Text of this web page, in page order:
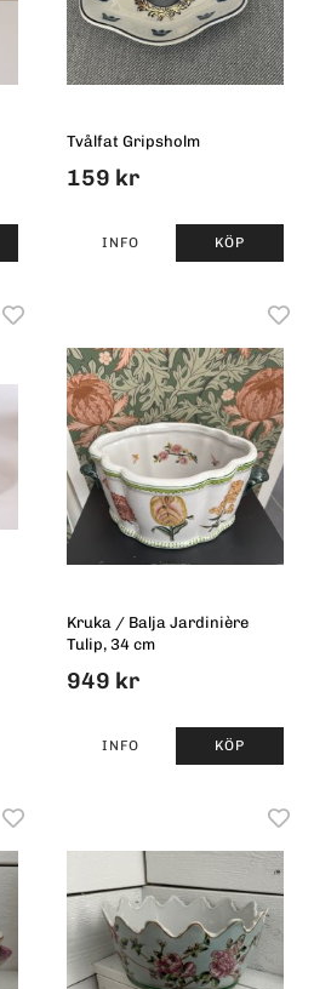
Tvålfat Gripsholm
159 kr
INFO KÖP
Kruka / Balja Jardinière
Tulip, 34 cm
949 kr
INFO KÖP